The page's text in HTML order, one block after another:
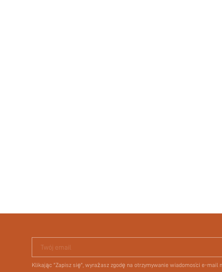
Twój email
Klikając "Zapisz się", wyrażasz zgodę na otrzymywanie wiadomości e-mail